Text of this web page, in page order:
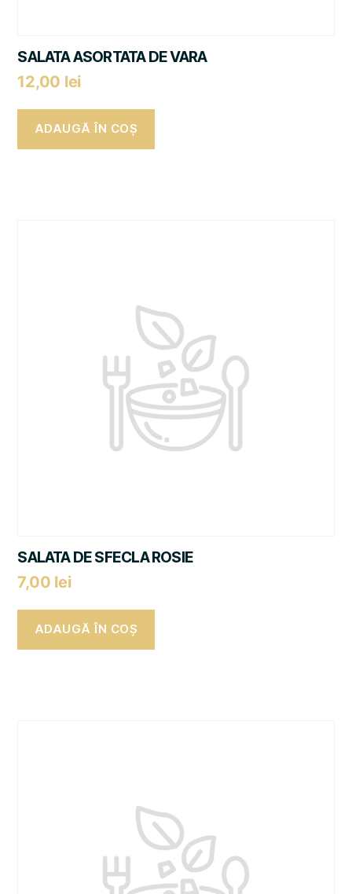
SALATA ASORTATA DE VARA
12,00 lei
ADAUGĂ ÎN COȘ
SALATA DE SFECLA ROSIE
7,00 lei
ADAUGĂ ÎN COȘ